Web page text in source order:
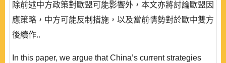
除前述中方政策對歐盟可能影響外，本文亦將討論歐盟因
應策略，中方可能反制措施，以及當前情勢對於歐中雙方
後續作..
In this paper, we argue that China’s current strategies